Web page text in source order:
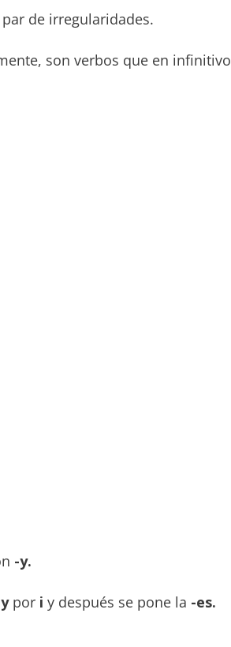
de irregularidades.
son verbos que en infinitivo
-y.
ypor i y después se pone la -es.